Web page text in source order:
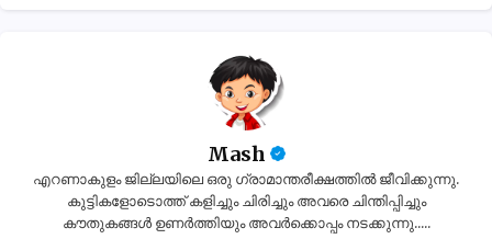
Mash
എറണാകുളം ജില്ലയിലെ ഒരു ഗ്രാമാന്തരീക്ഷത്തിൽ ജീവിക്കുന്നു.
കുട്ടികളോടൊത്ത് കളിച്ചും ചിരിച്ചും അവരെ ചിന്തിപ്പിച്ചും
കൗതുകങ്ങൾ ഉണർത്തിയും അവർക്കൊപ്പം നടക്കുന്നു.....